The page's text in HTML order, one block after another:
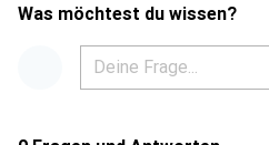
Was möchtest du wissen?